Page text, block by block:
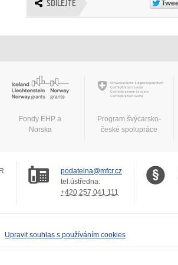
SDÍLEJTE
Fondy EHP a
Norska
Program švýcarsko-
české spolupráce
podatelna@mfcr.cz
tel.ústředna:
+420 257 041 111
Upravit souhlas s používáním cookies